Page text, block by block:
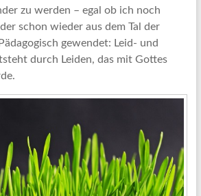
zu werden – egal ob ich noch
schon wieder aus dem Tal der
gewendet: Leid- und
durch Leiden, das mit Gottes